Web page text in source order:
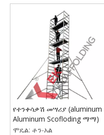
የተንቀሳቃሽ መሣሪያ (aluminum
Aluminum Scofloding ማማ)
ሞዴል: ቶን-አል